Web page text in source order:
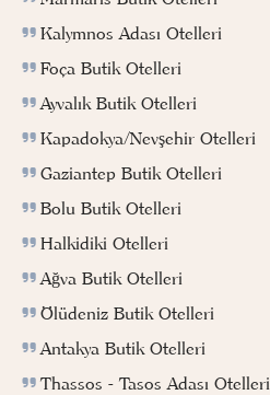
Kalymnos Adası Otelleri
Foça Butik Otelleri
Ayvalık Butik Otelleri
Kapadokya/Nevşehir Otelleri
Gaziantep Butik Otelleri
Bolu Butik Otelleri
Halkidiki Otelleri
Ağva Butik Otelleri
Ölüdeniz Butik Otelleri
Antakya Butik Otelleri
Thassos - Tasos Adası Otelleri